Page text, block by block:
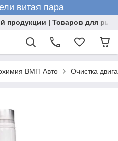
витая пара
продукции | Товаров для
ВМП Авто Очистка